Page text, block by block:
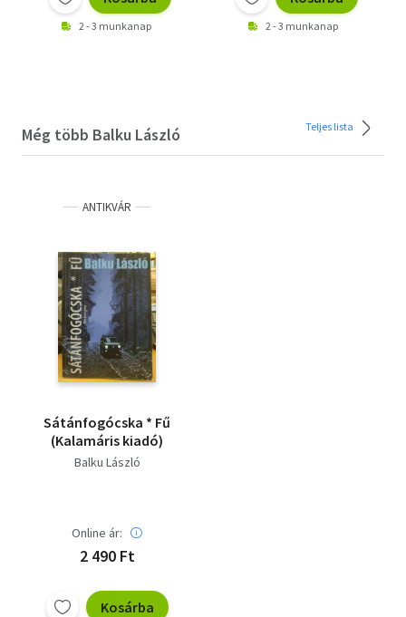
2 - 3 munkanap 2 - 3 munkanap
Még több Balku László Teljes lista
ANTIKVÁR
Sátánfogócska * Fű
(Kalamáris kiadó)
Balku László
Online ár:
2 490 Ft
Kosárba